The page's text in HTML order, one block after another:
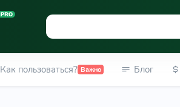
Как пользоваться? Важно Блог